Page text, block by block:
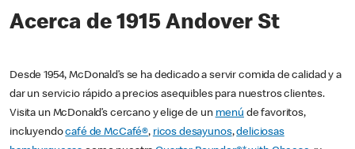
Acerca de 1915 Andover St
Desde 1954, McDonald’s se ha dedicado a servir comida de calidad y a
dar un servicio rápido a precios asequibles para nuestros clientes.
Visita un McDonald’s cercano y elige de un menú de favoritos,
incluyendocafé de McCafé®, ricos desayunos,deliciosas